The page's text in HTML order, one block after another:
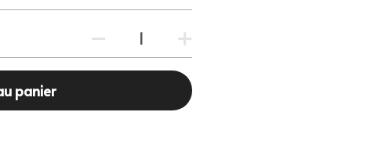
panier